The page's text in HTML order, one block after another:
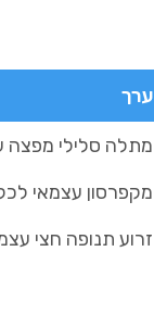
ערך
מתלה סלילי מפצה
מקפרסון עצמאי
זרוע תנופה חצי